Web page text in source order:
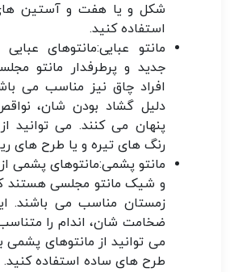
شکل و یا هفت و آستین
استفاده کنید.
مانتو عبایی:مانتوهای
جدید و پرطرفدار مانتو
افراد چاق نیز مناسب می
دلیل گشاد بودن شان،
پنهان می کنند. می توانید
رنگ های تیره و یا طرح های
مانتو پشمی:مانتوهای پشمی
و شیک مانتو مجلسی هستند
زمستان مناسب می باشند.
ضخامت شان، اندام را
می توانید از مانتوهای پشمی
طرح های ساده استفاده کنید.